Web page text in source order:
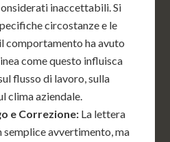
inaccettabili. Si
circostanze e le
comportamento ha avuto
come questo influisca
flusso di lavoro, sulla
clima aziendale.
e Correzione: La lettera
semplice avvertimento, ma